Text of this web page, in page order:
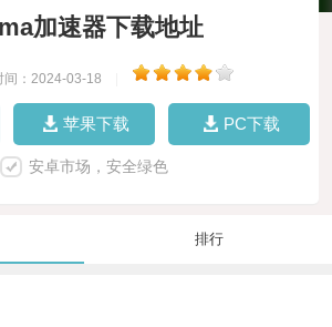
加速器下载地址
间：2024-03-18
苹果下载 PC下载
安卓市场，安全绿色
排行